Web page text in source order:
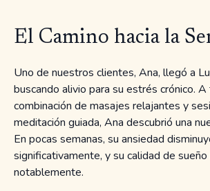
El Camino hacia la
Uno de nuestros clientes, Ana, llegó a
buscando alivio para su estrés crónico.
combinación de masajes relajantes y
meditación guiada, Ana descubrió una
En pocas semanas, su ansiedad
significativamente, y su calidad de
notablemente.